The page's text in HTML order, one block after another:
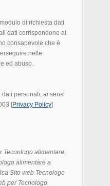
di richiesta dati
dati corrispondono ai
consapevole che è
nelle
ed abuso.
personali, ai sensi
[Privacy Policy]
Tecnologo alimentare,
alimentare a
Sito web Tecnologo
per Tecnologo